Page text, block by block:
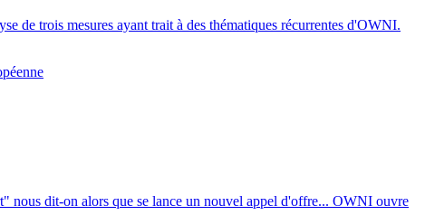
de trois mesures ayant trait à des thématiques récurrentes d'OWNI.
nous dit-on alors que se lance un nouvel appel d'offre... OWNI ouvre